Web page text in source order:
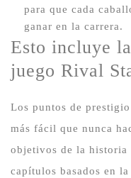
para que cada
ganar en la carrera.
Esto incluye
juego Rival
Los puntos de
más fácil que nunca
objetivos de la historia
capítulos basados ​​en